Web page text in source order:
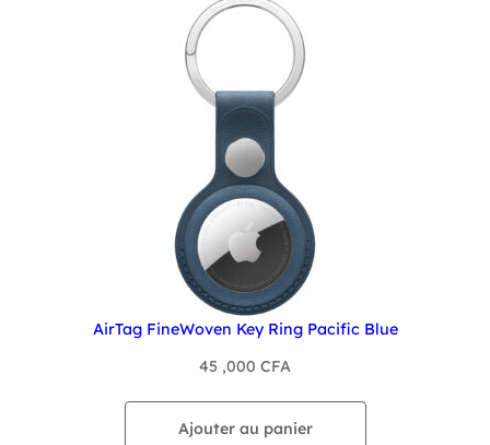
AirTag FineWoven Key Ring Pacific Blue
45 ,000 CFA
Ajouter au panier